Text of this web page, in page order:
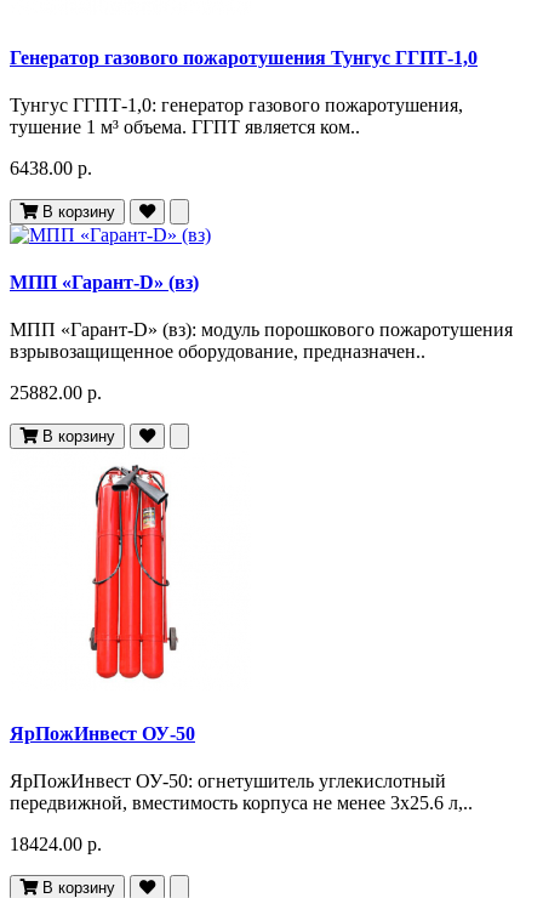
Генератор газового пожаротушения Тунгус ГГПТ-1,0
Тунгус ГГПТ-1,0: генератор газового пожаротушения,
тушение 1 м³ объема. ГГПТ является ком..
6438.00 р.
В корзину
МПП «Гарант-D» (вз)
МПП «Гарант-D» (вз): модуль порошкового пожаротушения
взрывозащищенное оборудование, предназначен..
25882.00 р.
В корзину
ЯрПожИнвест ОУ-50
ЯрПожИнвест ОУ-50: огнетушитель углекислотный
передвижной, вместимость корпуса не менее 3х25.6 л,..
18424.00 р.
В корзину